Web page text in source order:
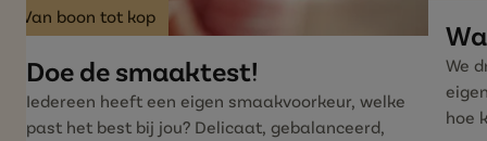
Van boon tot kop
Doe de smaaktest!
Iedereen heeft een eigen smaakvoorkeur, welke
past het best bij jou? Delicaat, gebalanceerd,
We
hoe